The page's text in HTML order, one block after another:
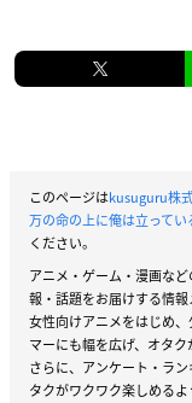
このページはkusuguru株
万の命の上に俺は立ってい
ください。
アニメ・ゲーム・漫画な
報・話題をお届けする情報
女性向けアニメをはじめ
マーにも幅を広げ、オタク
さらに、アンケート・ラ
タクがワクワク楽しめるよ